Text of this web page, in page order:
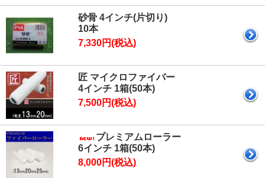
砂骨 4インチ(片切り)
10本
7,330円(税込)
匠 マイクロファイバー
4インチ 1箱(50本)
7,500円(税込)
プレミアムローラー
6インチ 1箱(50本)
8,000円(税込)